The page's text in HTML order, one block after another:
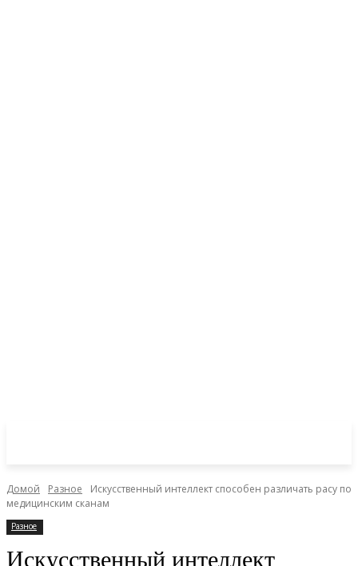
Домой Разное
Искусственный интеллект способен различать расу по
медицинским сканам
Разное
Искусственный интеллект